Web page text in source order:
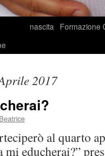
nascita Formazione
2017
Beatrice
al quarto
educherai?”